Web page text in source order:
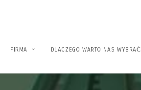
FIRMA DLACZEGO WARTO NAS WYBRAĆ